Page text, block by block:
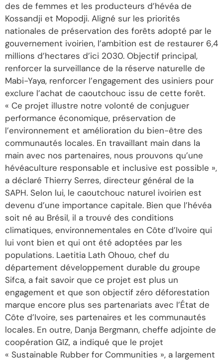
des de femmes et les producteurs d’hévéa de
Kossandji et Mopodji. Aligné sur les priorités
nationales de préservation des forêts adopté par le
gouvernement ivoirien, l’ambition est de restaurer 6,4
millions d’hectares d’ici 2030. Objectif principal,
renforcer la surveillance de la réserve naturelle de
Mabi-Yaya, renforcer l’engagement des usiniers pour
exclure l’achat de caoutchouc issu de cette forêt.
« Ce projet illustre notre volonté de conjuguer
performance économique, préservation de
l’environnement et amélioration du bien-être des
communautés locales. En travaillant main dans la
main avec nos partenaires, nous prouvons qu’une
hévéaculture responsable et inclusive est possible »,
a déclaré Thierry Serres, directeur général de la
SAPH. Selon lui, le caoutchouc naturel ivoirien est
devenu d’une importance capitale. Bien que l’hévéa
soit né au Brésil, il a trouvé des conditions
climatiques, environnementales en Côte d’Ivoire qui
lui vont bien et qui ont été adoptées par les
populations. Laetitia Lath Ohouo, chef du
département développement durable du groupe
Sifca, a fait savoir que ce projet est plus un
engagement et que son objectif zéro déforestation
marque encore plus ses partenariats avec l’État de
Côte d’Ivoire, ses partenaires et les communautés
locales. En outre, Danja Bergmann, cheffe adjointe de
coopération GIZ, a indiqué que le projet
« Sustainable Rubber for Communities », a largement